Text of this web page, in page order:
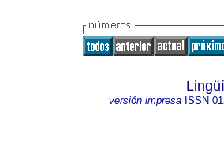
versión impresaISSN